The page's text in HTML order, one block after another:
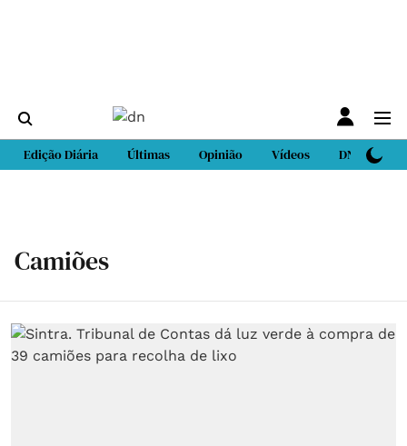
Edição Diária Últimas Opinião Vídeos DN Sport
Camiões